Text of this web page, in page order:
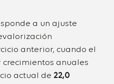
a un ajuste
anterior, cuando el
anuales
actual de 22,0